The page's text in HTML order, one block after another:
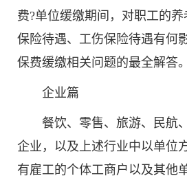
费?单位缓缴期间，对职工的
保险待遇、工伤保险待遇有何
保费缓缴相关问题的最全解答。
企业篇
餐饮、零售、旅游、民航
企业，以及上述行业中以单位
有雇工的个体工商户以及其他